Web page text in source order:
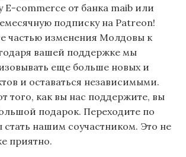
E-commerce от банка maib или
подписку на Patreon!
частью изменения Молдовы к
вашей поддержке мы
еще больше новых и
и оставаться независимыми.
того, как вы нас поддержите, вы
подарок. Переходите по
стать нашим соучастником. Это не
приятно.